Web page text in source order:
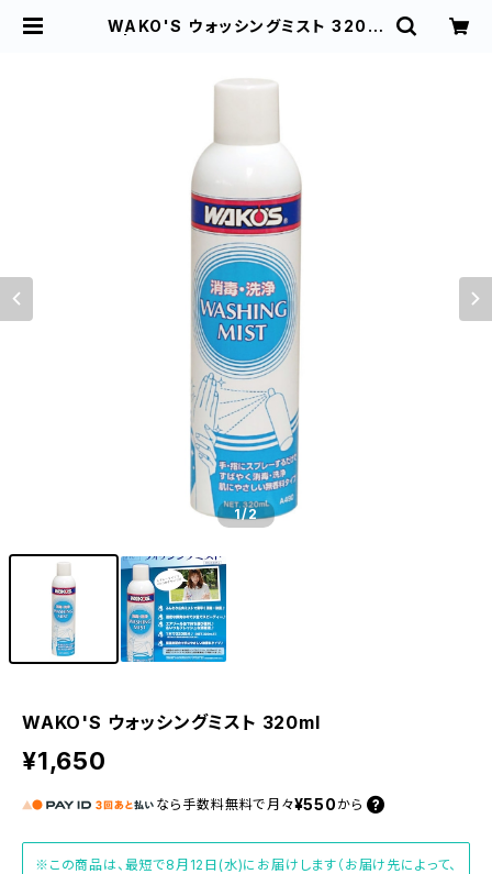
WAKO'S ウォッシングミスト 320m
1/2
WAKO'S ウォッシングミスト 320ml
¥1,650
なら 手数料無料で 月々¥550 から
※この商品は、最短で8月12日(水)にお届けします（お届け先によって、